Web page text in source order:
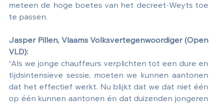
meteen de hoge boetes van het decreet-Weyts toe
te passen.
Jasper Pillen, Vlaams Volksvertegenwoordiger (Open
VLD):
“Als we jonge chauffeurs verplichten tot een dure en
tijdsintensieve sessie, moeten we kunnen aantonen
dat het effectief werkt. Nu blijkt dat we dat niet één
op één kunnen aantonen én dat duizenden jongeren